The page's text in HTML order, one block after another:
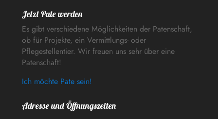
Jetzt Pate werden
Es gibt verschiedene Möglichkeiten der Patenschaft,
ob für Projekte, ein Vermittlungs- oder
Pflegestellentier. Wir freuen uns sehr über eine
Patenschaft!
Ich möchte Pate sein!
Adresse und Öffnungszeiten